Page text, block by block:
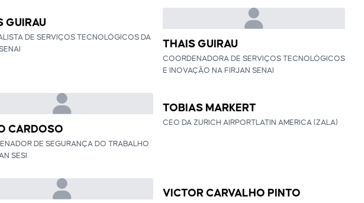
GUIRAU
DE SERVIÇOS TECNOLÓGICOS DA
THAIS GUIRAU
COORDENADORA DE SERVIÇOS TECNOLÓGICOS
E INOVAÇÃO NA FIRJAN SENAI
CARDOSO
DE SEGURANÇA DO TRABALHO
SESI
TOBIAS MARKERT
CEO DA ZURICH AIRPORTLATIN AMERICA (ZALA)
VICTOR CARVALHO PINTO